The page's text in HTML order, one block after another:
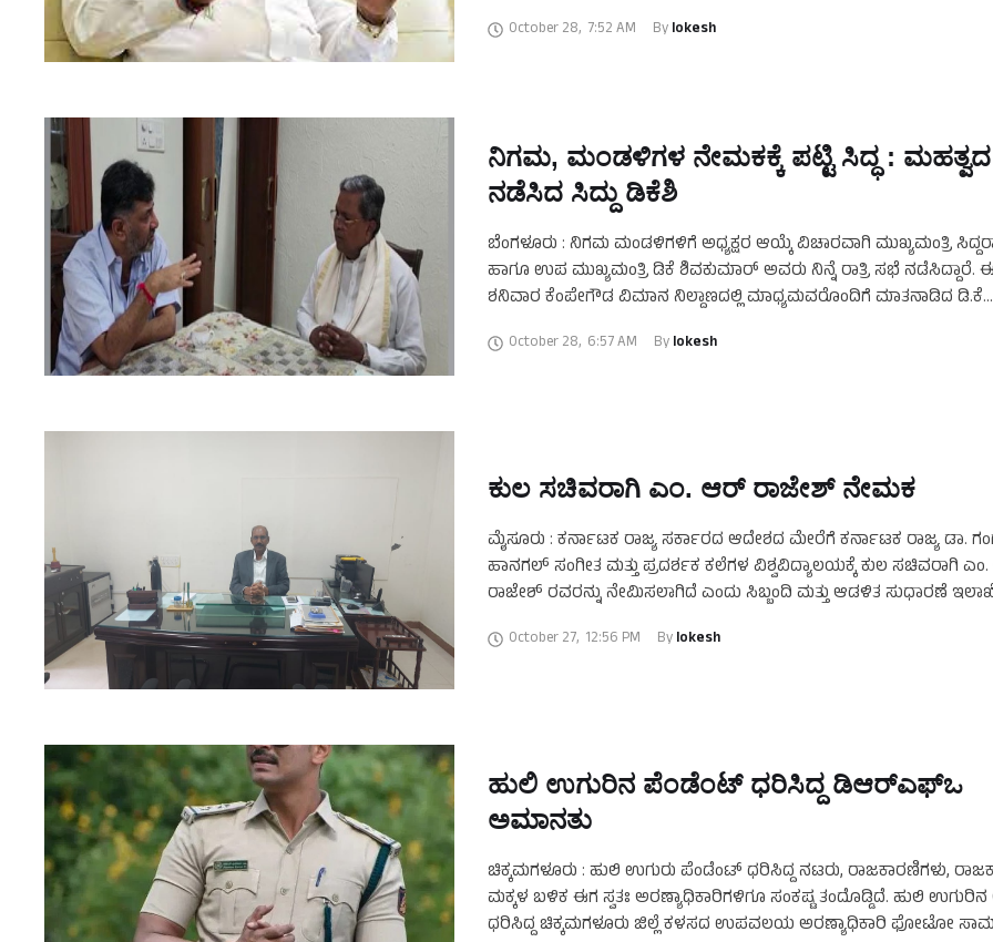
October 28, 7:52 AM By lokesh
ನಿಗಮ, ಮಂಡಳಿಗಳ ನೇಮಕಕ್ಕೆ ಪಟ್ಟಿ ಸಿದ್ಧ :
ನಡೆಸಿದ ಸಿದ್ದು ಡಿಕೆಶಿ
ಬೆಂಗಳೂರು : ನಿಗಮ ಮಂಡಳಿಗಳಿಗೆ ಅಧ್ಯಕ್ಷರ ಆಯ್ಕೆ ವಿಚಾರವಾಗಿ ಮುಖ್ಯಮಂತ್ರಿ
ಹಾಗೂ ಉಪ ಮುಖ್ಯಮಂತ್ರಿ ಡಿಕೆ ಶಿವಕುಮಾರ್ ಅವರು ನಿನ್ನೆ ರಾತ್ರಿ ಸಭೆ ನಡೆಸಿದ್ದಾರೆ. ಈ
ಶನಿವಾರ ಕೆಂಪೇಗೌಡ ವಿಮಾನ ನಿಲ್ದಾಣದಲ್ಲಿ ಮಾಧ್ಯಮವರೊಂದಿಗೆ ಮಾತನಾಡಿದ ಡಿ.ಕೆ
October 28, 6:57 AM By lokesh
ಕುಲ ಸಚಿವರಾಗಿ ಎಂ. ಆರ್ ರಾಜೇಶ್ ನೇಮಕ
ಮೈಸೂರು : ಕರ್ನಾಟಕ ರಾಜ್ಯ ಸರ್ಕಾರದ ಆದೇಶದ ಮೇರೆಗೆ ಕರ್ನಾಟಕ ರಾಜ್ಯ ಡಾ.
ಹಾನಗಲ್ ಸಂಗೀತ ಮತ್ತು ಪ್ರದರ್ಶಕ ಕಲೆಗಳ ವಿಶ್ವವಿದ್ಯಾಲಯಕ್ಕೆ ಕುಲ ಸಚಿವರಾಗಿ
ರಾಜೇಶ್ ರವರನ್ನು ನೇಮಿಸಲಾಗಿದೆ ಎಂದು ಸಿಬ್ಬಂದಿ ಮತ್ತು ಆಡಳಿತ ಸುಧಾರಣೆ
October 27, 12:56 PM By lokesh
ಹುಲಿ ಉಗುರಿನ ಪೆಂಡೆಂಟ್​ ಧರಿಸಿದ್ದ ಡಿಆರ್​ಎಫ್​ಒ
ಅಮಾನತು
ಚಿಕ್ಕಮಗಳೂರು : ಹುಲಿ ಉಗುರು ಪೆಂಡೆಂಟ್ ಧರಿಸಿದ್ದ ನಟರು, ರಾಜಕಾರಣಿಗಳು,
ಮಕ್ಕಳ ಬಳಿಕ ಈಗ ಸ್ವತಃ ಅರಣ್ಯಾಧಿಕಾರಿಗಳಿಗೂ ಸಂಕಷ್ಟ ತಂದೊಡ್ಡಿದೆ. ಹುಲಿ
ಧರಿಸಿದ್ದ ಚಿಕ್ಕಮಗಳೂರು ಜಿಲ್ಲೆ ಕಳಸದ ಉಪವಲಯ ಅರಣ್ಯಾಧಿಕಾರಿ ಫೋಟೋ